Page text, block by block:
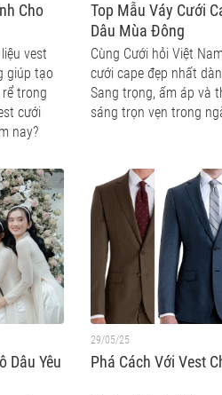
Cho
vest
giúp tạo
trong
cưới
nay?
Top Mẫu Váy Cưới
Dâu Mùa Đông
Cùng Cưới hỏi Việt
cưới cape đẹp nhất
Sang trọng, ấm áp và
sáng trọn vẹn trong
Dâu Yêu
29/05/25
Phá Cách Với Vest